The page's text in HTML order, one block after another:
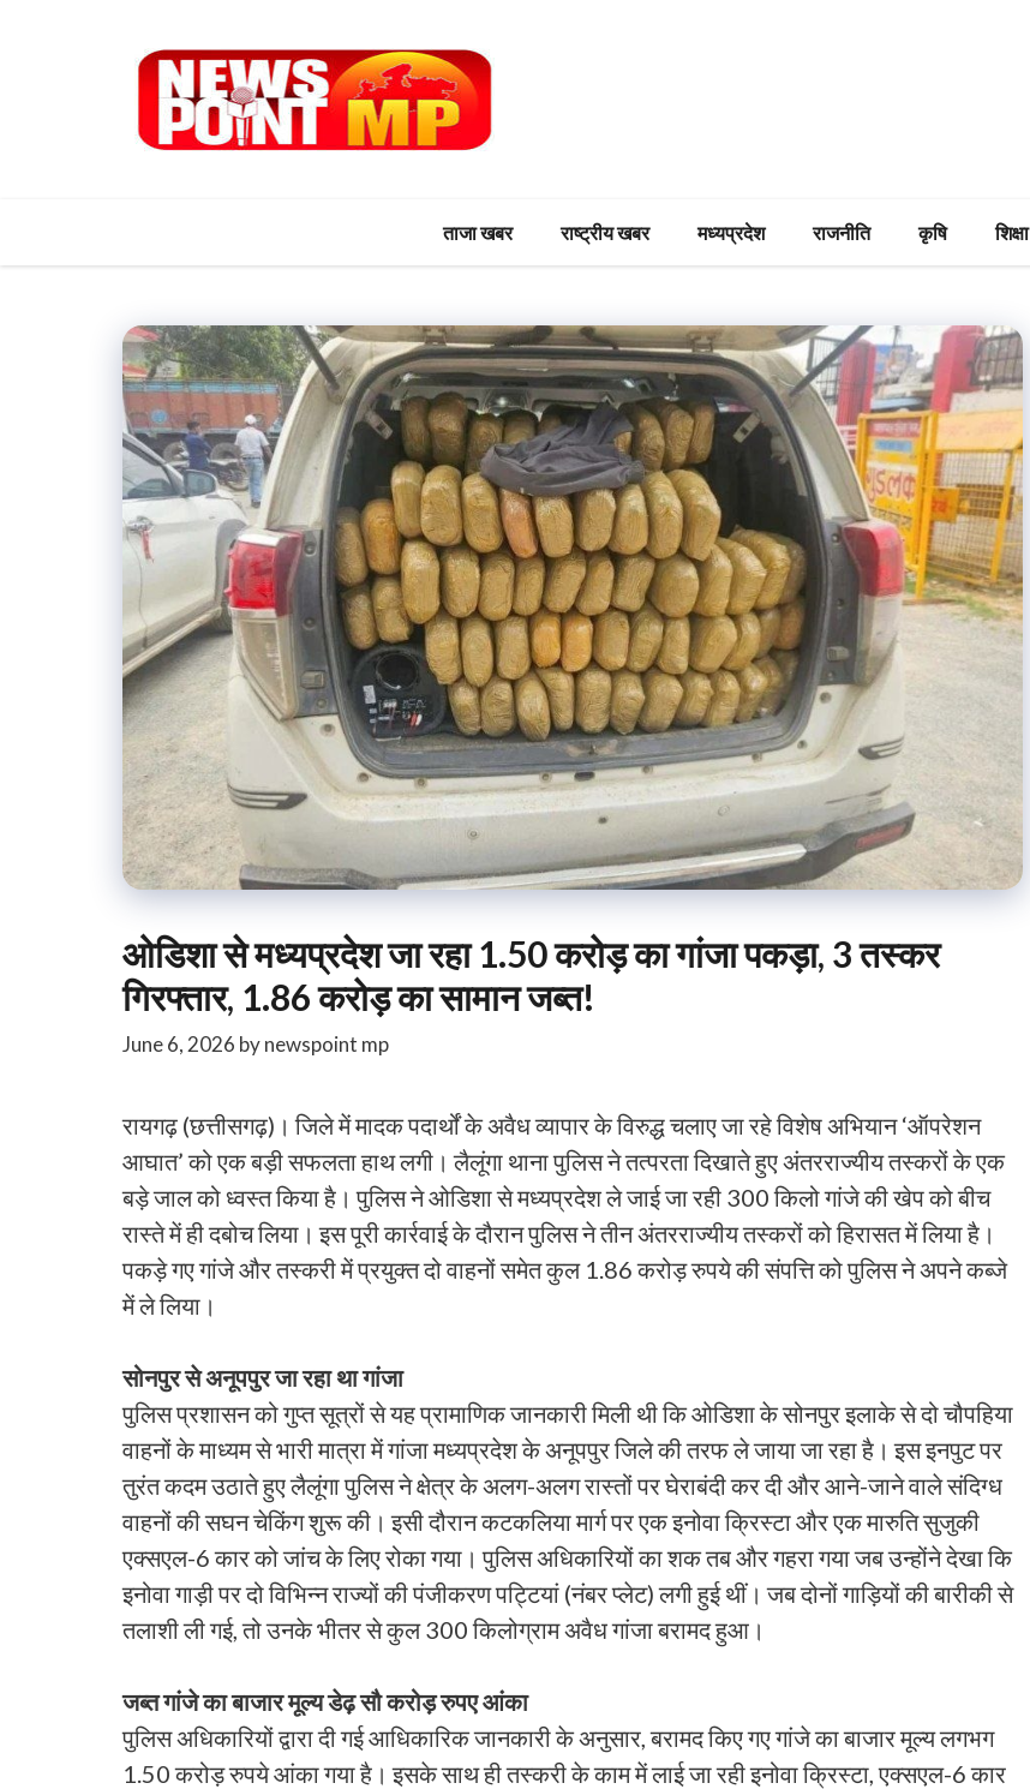
ताजा खबर राष्ट्रीय खबर मध्यप्रदेश राजनीति कृषि शिक्षा
ओडिशा से मध्यप्रदेश जा रहा 1.50 करोड़ का गांजा पकड़ा, 3 तस्कर
गिरफ्तार, 1.86 करोड़ का सामान जब्त!
June 6, 2026 bynewspoint mp
रायगढ़ (छत्तीसगढ़)। जिले में मादक पदार्थों के अवैध व्यापार के विरुद्ध चलाए जा रहे विशेष अभियान ‘ऑपरेशन
आघात’ को एक बड़ी सफलता हाथ लगी। लैलूंगा थाना पुलिस ने तत्परता दिखाते हुए अंतरराज्यीय तस्करों के एक
बड़े जाल को ध्वस्त किया है। पुलिस ने ओडिशा से मध्यप्रदेश ले जाई जा रही 300 किलो गांजे की खेप को बीच
रास्ते में ही दबोच लिया। इस पूरी कार्रवाई के दौरान पुलिस ने तीन अंतरराज्यीय तस्करों को हिरासत में लिया है।
पकड़े गए गांजे और तस्करी में प्रयुक्त दो वाहनों समेत कुल 1.86 करोड़ रुपये की संपत्ति को पुलिस ने अपने कब्जे
में ले लिया।
सोनपुर से अनूपपुर जा रहा था गांजा
पुलिस प्रशासन को गुप्त सूत्रों से यह प्रामाणिक जानकारी मिली थी कि ओडिशा के सोनपुर इलाके से दो चौपहिया
वाहनों के माध्यम से भारी मात्रा में गांजा मध्यप्रदेश के अनूपपुर जिले की तरफ ले जाया जा रहा है। इस इनपुट पर
तुरंत कदम उठाते हुए लैलूंगा पुलिस ने क्षेत्र के अलग-अलग रास्तों पर घेराबंदी कर दी और आने-जाने वाले संदिग्ध
वाहनों की सघन चेकिंग शुरू की। इसी दौरान कटकलिया मार्ग पर एक इनोवा क्रिस्टा और एक मारुति सुजुकी
एक्सएल-6 कार को जांच के लिए रोका गया। पुलिस अधिकारियों का शक तब और गहरा गया जब उन्होंने देखा कि
इनोवा गाड़ी पर दो विभिन्न राज्यों की पंजीकरण पट्टियां (नंबर प्लेट) लगी हुई थीं। जब दोनों गाड़ियों की बारीकी से
तलाशी ली गई, तो उनके भीतर से कुल 300 किलोग्राम अवैध गांजा बरामद हुआ।
जब्त गांजे का बाजार मूल्य डेढ़ सौ करोड़ रुपए आंका
पुलिस अधिकारियों द्वारा दी गई आधिकारिक जानकारी के अनुसार, बरामद किए गए गांजे का बाजार मूल्य लगभग
1.50 करोड़ रुपये आंका गया है। इसके साथ ही तस्करी के काम में लाई जा रही इनोवा क्रिस्टा, एक्सएल-6 कार